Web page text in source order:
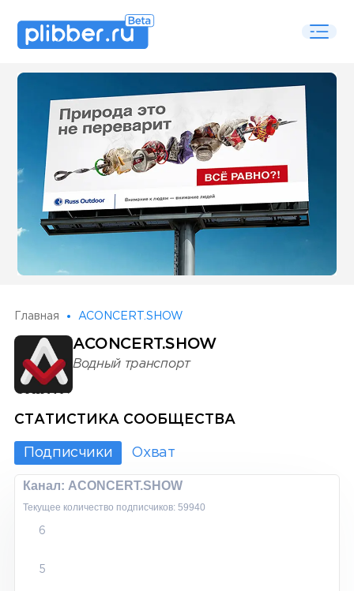
Some SEO Title
Главная ACONCERT.SHOW
ACONCERT.SHOW
Водный транспорт
СТАТИСТИКА СООБЩЕСТВА
Подписчики Охват
Канал: ACONCERT.SHOW
Текущее количество подписчиков: 59940
6
5